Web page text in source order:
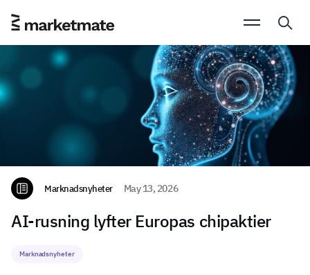
Marknadsnyheter May 13, 2026
AI-rusning lyfter Europas chipaktier
Marknadsnyheter